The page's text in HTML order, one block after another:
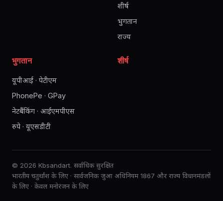
शीर्ष
भुगतान
राज्य
भुगतान
यूपीआई · पेटीएम
PhonePe · GPay
नेटबैंकिंग · आईएमपीएस
रुपे · यूएसडीटी
शीर्ष
© 2026 Kbsandart. सर्वाधिक सुरक्षित
भारतीय चतुर्थांश के लिए · सार्वजनिक जुआ अधिनियम 1867 और राज्य विधानमंडलों
के लिए · केवल मनोरंजन के लिए